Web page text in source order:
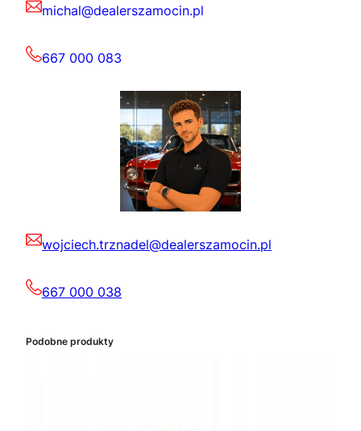
michal@dealerszamocin.pl
667 000 083
wojciech.trznadel@dealerszamocin.pl
667 000 038
Podobne produkty